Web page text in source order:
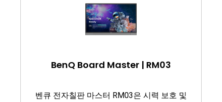
BenQ Board Master | RM03
벤큐 전자칠판 마스터 RM03은 시력 보호 및